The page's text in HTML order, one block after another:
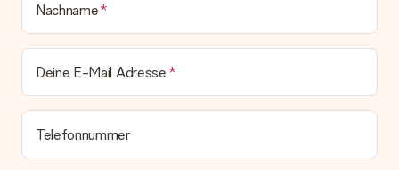
Nachname
Deine E-Mail Adresse
Telefonnummer